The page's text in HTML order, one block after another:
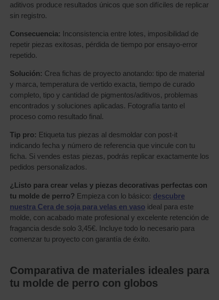
aditivos produce resultados únicos que son difíciles de replicar
sin registro.
Consecuencia: Inconsistencia entre lotes, imposibilidad de
repetir piezas exitosas, pérdida de tiempo por ensayo-error
repetido.
Solución: Crea fichas de proyecto anotando: tipo de material
y marca, temperatura de vertido exacta, tiempo de curado
completo, tipo y cantidad de pigmentos/aditivos, problemas
encontrados y soluciones aplicadas. Fotografía tanto el
proceso como resultado final.
Tip pro: Etiqueta tus piezas al desmoldar con post-it
indicando fecha y número de referencia que vincule con tu
ficha. Si vendes estas piezas, podrás replicar exactamente los
pedidos personalizados.
¿Listo para crear velas y piezas decorativas perfectas con
tu molde de perro? Empieza con lo básico: descubre
nuestra Cera de soja para velas en vaso ideal para este
molde, con acabado mate profesional y excelente retención de
fragancia desde solo 3,45€. Incluye todo lo necesario para
comenzar tu proyecto con garantía de éxito.
Comparativa de materiales ideales para
tu molde de perro con globos